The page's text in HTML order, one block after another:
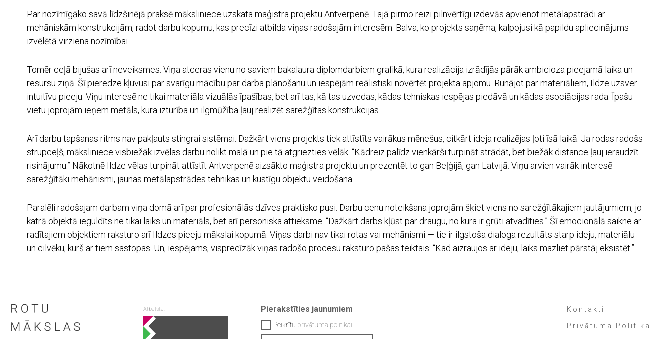
Par nozīmīgāko savā līdzšinējā praksē māksliniece uzskata maģistra projektu Antverpenē. Tajā pirmo reizi pilnvērtīgi izdevās apvienot metālapstrādi ar
mehāniskām konstrukcijām, radot darbu kopumu, kas precīzi atbilda viņas radošajām interesēm. Balva, ko projekts saņēma, kalpojusi kā papildu apliecinājums
izvēlētā virziena nozīmībai.
Tomēr ceļā bijušas arī neveiksmes. Viņa atceras vienu no saviem bakalaura diplomdarbiem grafikā, kura realizācija izrādījās pārāk ambicioza pieejamā laika un
resursu ziņā. Šī pieredze kļuvusi par svarīgu mācību par darba plānošanu un iespējām reālistiski novērtēt projekta apjomu. Runājot par materiāliem, Ildze uzsver
intuitīvu pieeju. Viņu interesē ne tikai materiāla vizuālās īpašības, bet arī tas, kā tas uzvedas, kādas tehniskas iespējas piedāvā un kādas asociācijas rada. Īpašu
vietu joprojām ieņem metāls, kura izturība un ilgmūžība ļauj realizēt sarežģītas konstrukcijas.
Arī darbu tapšanas ritms nav pakļauts stingrai sistēmai. Dažkārt viens projekts tiek attīstīts vairākus mēnešus, citkārt ideja realizējas ļoti īsā laikā. Ja rodas radošs
strupceļš, māksliniece visbiežāk izvēlas darbu nolikt malā un pie tā atgriezties vēlāk. “Kādreiz palīdz vienkārši turpināt strādāt, bet biežāk distance ļauj ieraudzīt
risinājumu.” Nākotnē Ildze vēlas turpināt attīstīt Antverpenē aizsākto maģistra projektu un prezentēt to gan Beļģijā, gan Latvijā. Viņu arvien vairāk interesē
sarežģītāki mehānismi, jaunas metālapstrādes tehnikas un kustīgu objektu veidošana.
Paralēli radošajam darbam viņa domā arī par profesionālās dzīves praktisko pusi. Darbu cenu noteikšana joprojām šķiet viens no sarežģītākajiem jautājumiem, jo
katrā objektā ieguldīts ne tikai laiks un materiāls, bet arī personiska attieksme. “Dažkārt darbs kļūst par draugu, no kura ir grūti atvadīties.” Šī emocionālā saikne ar
radītajiem objektiem raksturo arī Ildzes pieeju mākslai kopumā. Viņas darbi nav tikai rotas vai mehānismi — tie ir ilgstoša dialoga rezultāts starp ideju, materiālu
un cilvēku, kurš ar tiem sastopas. Un, iespējams, visprecīzāk viņas radošo procesu raksturo pašas teiktais: “Kad aizraujos ar ideju, laiks mazliet pārstāj eksistēt.”
Atbalsta: Pierakstīties jaunumiem
Peikrītu privātuma politikai
Kontakti
Privātuma Politika